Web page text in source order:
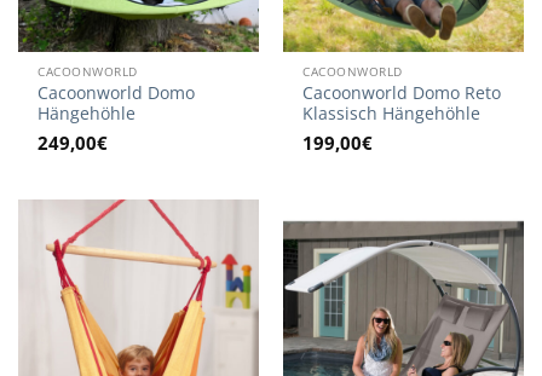
CACOONWORLD
Cacoonworld Domo
Hängehöhle
249,00€
CACOONWORLD
Cacoonworld Domo Reto
Klassisch Hängehöhle
199,00€